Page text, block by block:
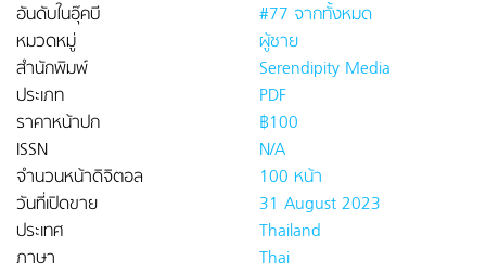
อันดับในอุ๊คบี
#77 จากทั้งหมด
หมวดหมู่
ผู้ชาย
สำนักพิมพ์
Serendipity Media
ประเภท
PDF
ราคาหน้าปก
฿100
ISSN
N/A
จำนวนหน้าดิจิตอล
100 หน้า
วันที่เปิดขาย
31 August 2023
ประเทศ
Thailand
ภาษา
Thai